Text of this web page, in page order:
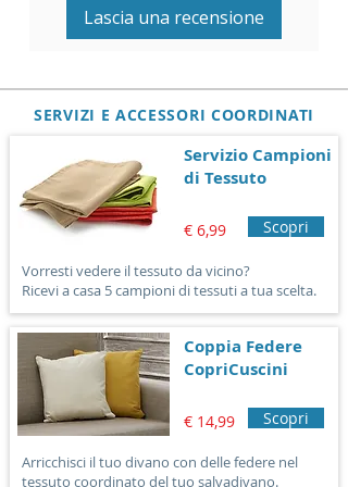
Prodotto Made in Italy !
Lascia una recensione
SERVIZI E ACCESSORI COORDINATI
Servizio Campioni
di Tessuto
€ 6,99 Scopri
Vorresti vedere il tessuto da vicino?
Ricevi a casa 5 campioni di tessuti a tua scelta.
Coppia Federe
CopriCuscini
€ 14,99 Scopri
Arricchisci il tuo divano con delle federe nel
tessuto coordinato del tuo salvadivano.